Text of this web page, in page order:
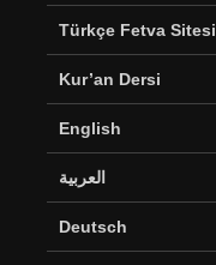
Türkçe Fetva Sitesi
Kur’an Dersi
English
العربية
Deutsch